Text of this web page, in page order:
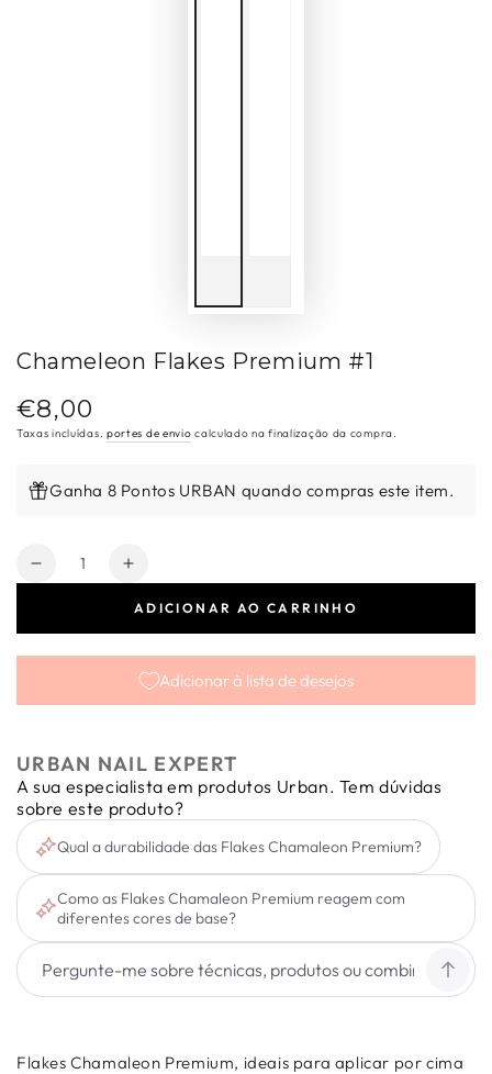
Chameleon Flakes Premium #1
Preço
regular
€8,00
Taxas incluídas. portes de envio calculado na finalização da compra.
Ganha 8 Pontos URBAN quando compras este item.
Quantidade
Diminuir
Premium
Aumentar
quantidade
Flakes
Premium
ADICIONAR AO CARRINHO
Adicionar à lista de desejos
URBAN NAIL EXPERT
A sua especialista em produtos Urban. Tem dúvidas
sobre este produto?
Qual a durabilidade das Flakes Chamaleon Premium?
Como as Flakes Chamaleon Premium reagem com
diferentes cores de base?
Flakes Chamaleon Premium, ideais para aplicar por cima